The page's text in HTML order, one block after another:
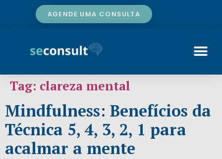
AGENDE UMA CONSULTA
Tag: clareza mental
Mindfulness: Benefícios da
Técnica 5, 4, 3, 2, 1 para
acalmar a mente